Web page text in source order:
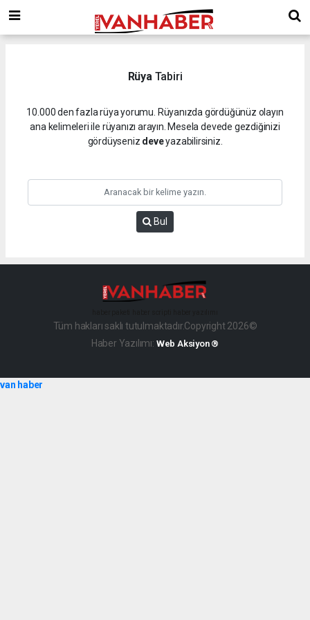
Rüya Tabiri
10.000 den fazla rüya yorumu. Rüyanızda gördüğünüz olayın
ana kelimeleri ile rüyanızı arayın. Mesela devede gezdiğinizi
gördüyseniz deveyazabilirsiniz.
Bul
Tüm hakları saklı tutulmaktadır.Copyright 2026©
Haber Yazılımı: Web Aksiyon ®
van haber